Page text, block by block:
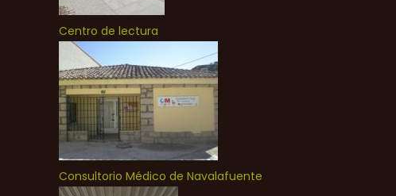
Centro de lectura
Consultorio Médico de Navalafuente